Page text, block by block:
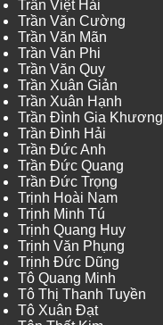
Trần Việt Hải
Trần Văn Cường
Trần Văn Mãn
Trần Văn Phi
Trần Văn Quy
Trần Xuân Giản
Trần Xuân Hạnh
Trần Đình Gia Khương
Trần Đình Hải
Trần Đức Anh
Trần Đức Quang
Trần Đức Trọng
Trịnh Hoài Nam
Trịnh Minh Tú
Trịnh Quang Huy
Trịnh Văn Phụng
Trịnh Đức Dũng
Tô Quang Minh
Tô Thị Thanh Tuyền
Tô Xuân Đạt